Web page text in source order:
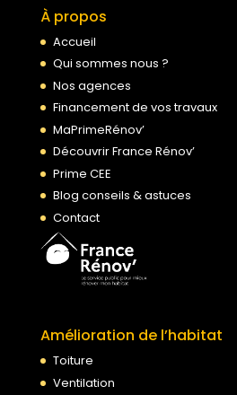
À propos
Accueil
Qui sommes nous ?
Nos agences
Financement de vos travaux
MaPrimeRénov’
Découvrir France Rénov’
Prime CEE
Blog conseils & astuces
Contact
Amélioration de l’habitat
Toiture
Ventilation